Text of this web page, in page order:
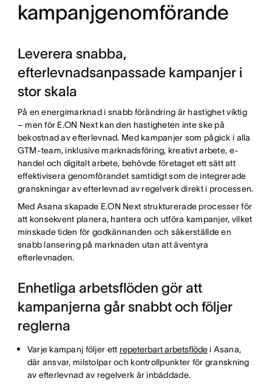
kampanjgenomförande
Leverera snabba,
efterlevnadsanpassade kampanjer i
stor skala
På en energimarknad i snabb förändring är hastighet viktig
– men för E.ON Next kan den hastigheten inte ske på
bekostnad av efterlevnad. Med kampanjer som pågick i alla
GTM-team, inklusive marknadsföring, kreativt arbete, e-
handel och digitalt arbete, behövde företaget ett sätt att
effektivisera genomförandet samtidigt som de integrerade
granskningar av efterlevnad av regelverk direkt i processen.
Med Asana skapade E.ON Next strukturerade processer för
att konsekvent planera, hantera och utföra kampanjer, vilket
minskade tiden för godkännanden och säkerställde en
snabb lansering på marknaden utan att äventyra
efterlevnaden.
Enhetliga arbetsflöden gör att
kampanjerna går snabbt och följer
reglerna
Varje kampanj följer ett repeterbart arbetsflödei Asana,
där ansvar, milstolpar och kontrollpunkter för granskning
av efterlevnad av regelverk är inbäddade.